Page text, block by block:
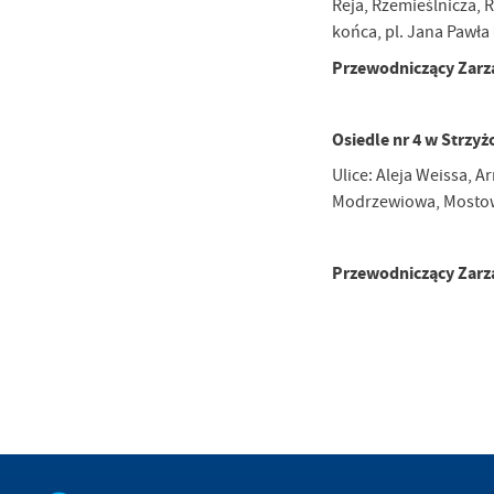
Reja, Rzemieślnicza,
końca, pl. Jana Pawła
Przewodniczący
Osiedle nr 4 w
Ulice: Aleja Weissa,
Modrzewiowa,
Przewodniczący